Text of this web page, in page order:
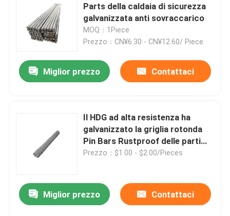
Parts della caldaia di sicurezza
galvanizzata anti sovraccarico
MOQ：1Piece
Prezzo：CN¥6.30 - CN¥12.60/ Piece
Miglior prezzo Contattaci
Il HDG ad alta resistenza ha
galvanizzato la griglia rotonda
Pin Bars Rustproof delle parti
della caldaia del carbone
Prezzo：$1.00 - $2.00/Pieces
Miglior prezzo Contattaci